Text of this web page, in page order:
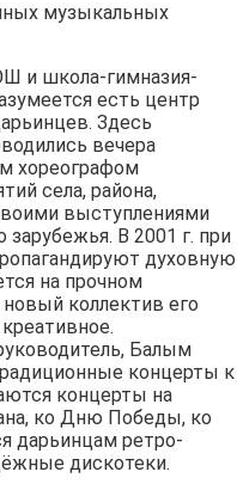
музыкальных
и школа-гимназия-
есть центр
Здесь
вечера
хореографом
села, района,
выступлениями
В 2001 г. при
духовную
на прочном
коллектив его
Балым
концерты к
концерты на
ко Дню Победы, ко
дарьинцам ретро-
дискотеки.